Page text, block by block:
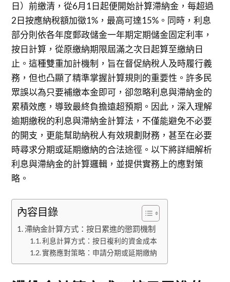
日）前繳清，從6月1日起便開始計算滯納金，每超過
2日按應納稅額加徵1%，最高可達15%。同時，利息
部分則依各年度郵政儲金一年期定期儲金固定利率，
按日計算，從原繳納期限屆滿之次日起算至繳納日
止。這種雙重加計機制，旨在督促納稅人及時履行義
務，但也凸顯了精準掌握計算規則的重要性。許多民
眾誤以為只要補繳本金即可，卻忽略利息與滯納金的
累積效應，導致最終負擔遠超預期。因此，深入理解
逾期繳稅的利息與滯納金計算法，不僅能避免不必要
的開支，更能幫助納稅人有效規劃財務，甚至在必要
時尋求分期或延期繳納的合法途徑。以下將詳細解析
利息與滯納金的計算邏輯，並提供實務上的應對策
略。
內容目錄
滯納金計算方式：按日累進的懲罰機制
利息計算方式：按日複利的資金成本
實務應對策略：申請分期或延期繳納